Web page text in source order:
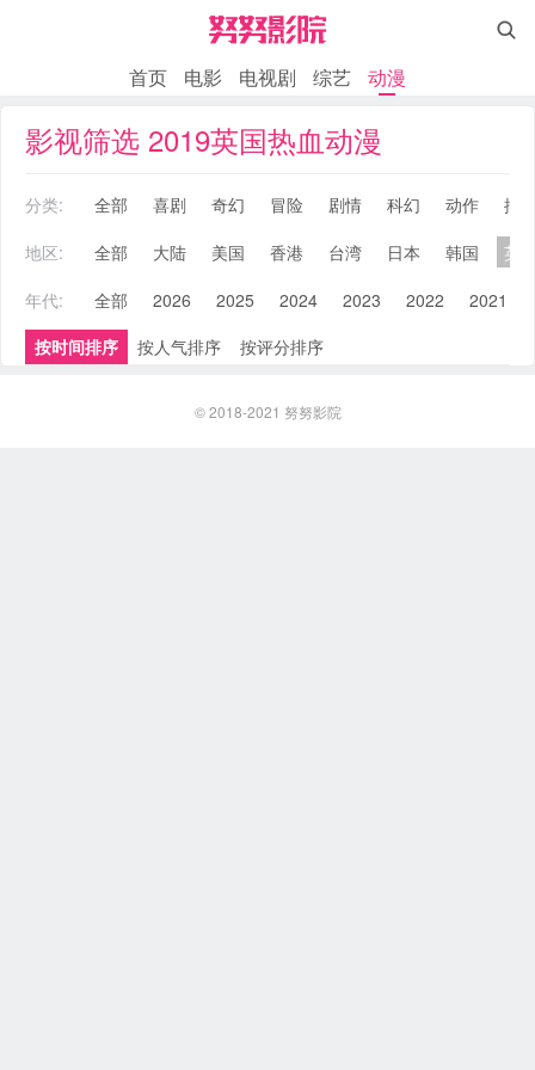

首页 电影 电视剧 综艺 动漫
影视筛选 2019英国热血动漫
分类: 全部 喜剧 奇幻 冒险 剧情 科幻 动作
搞
地区:
全部 大陆 美国 香港 台湾 日本 韩国
英
年代:
全部 2026 2025 2024 2023 2022 2021
按时间排序
按人气排序 按评分排序
© 2018-2021 努努影院